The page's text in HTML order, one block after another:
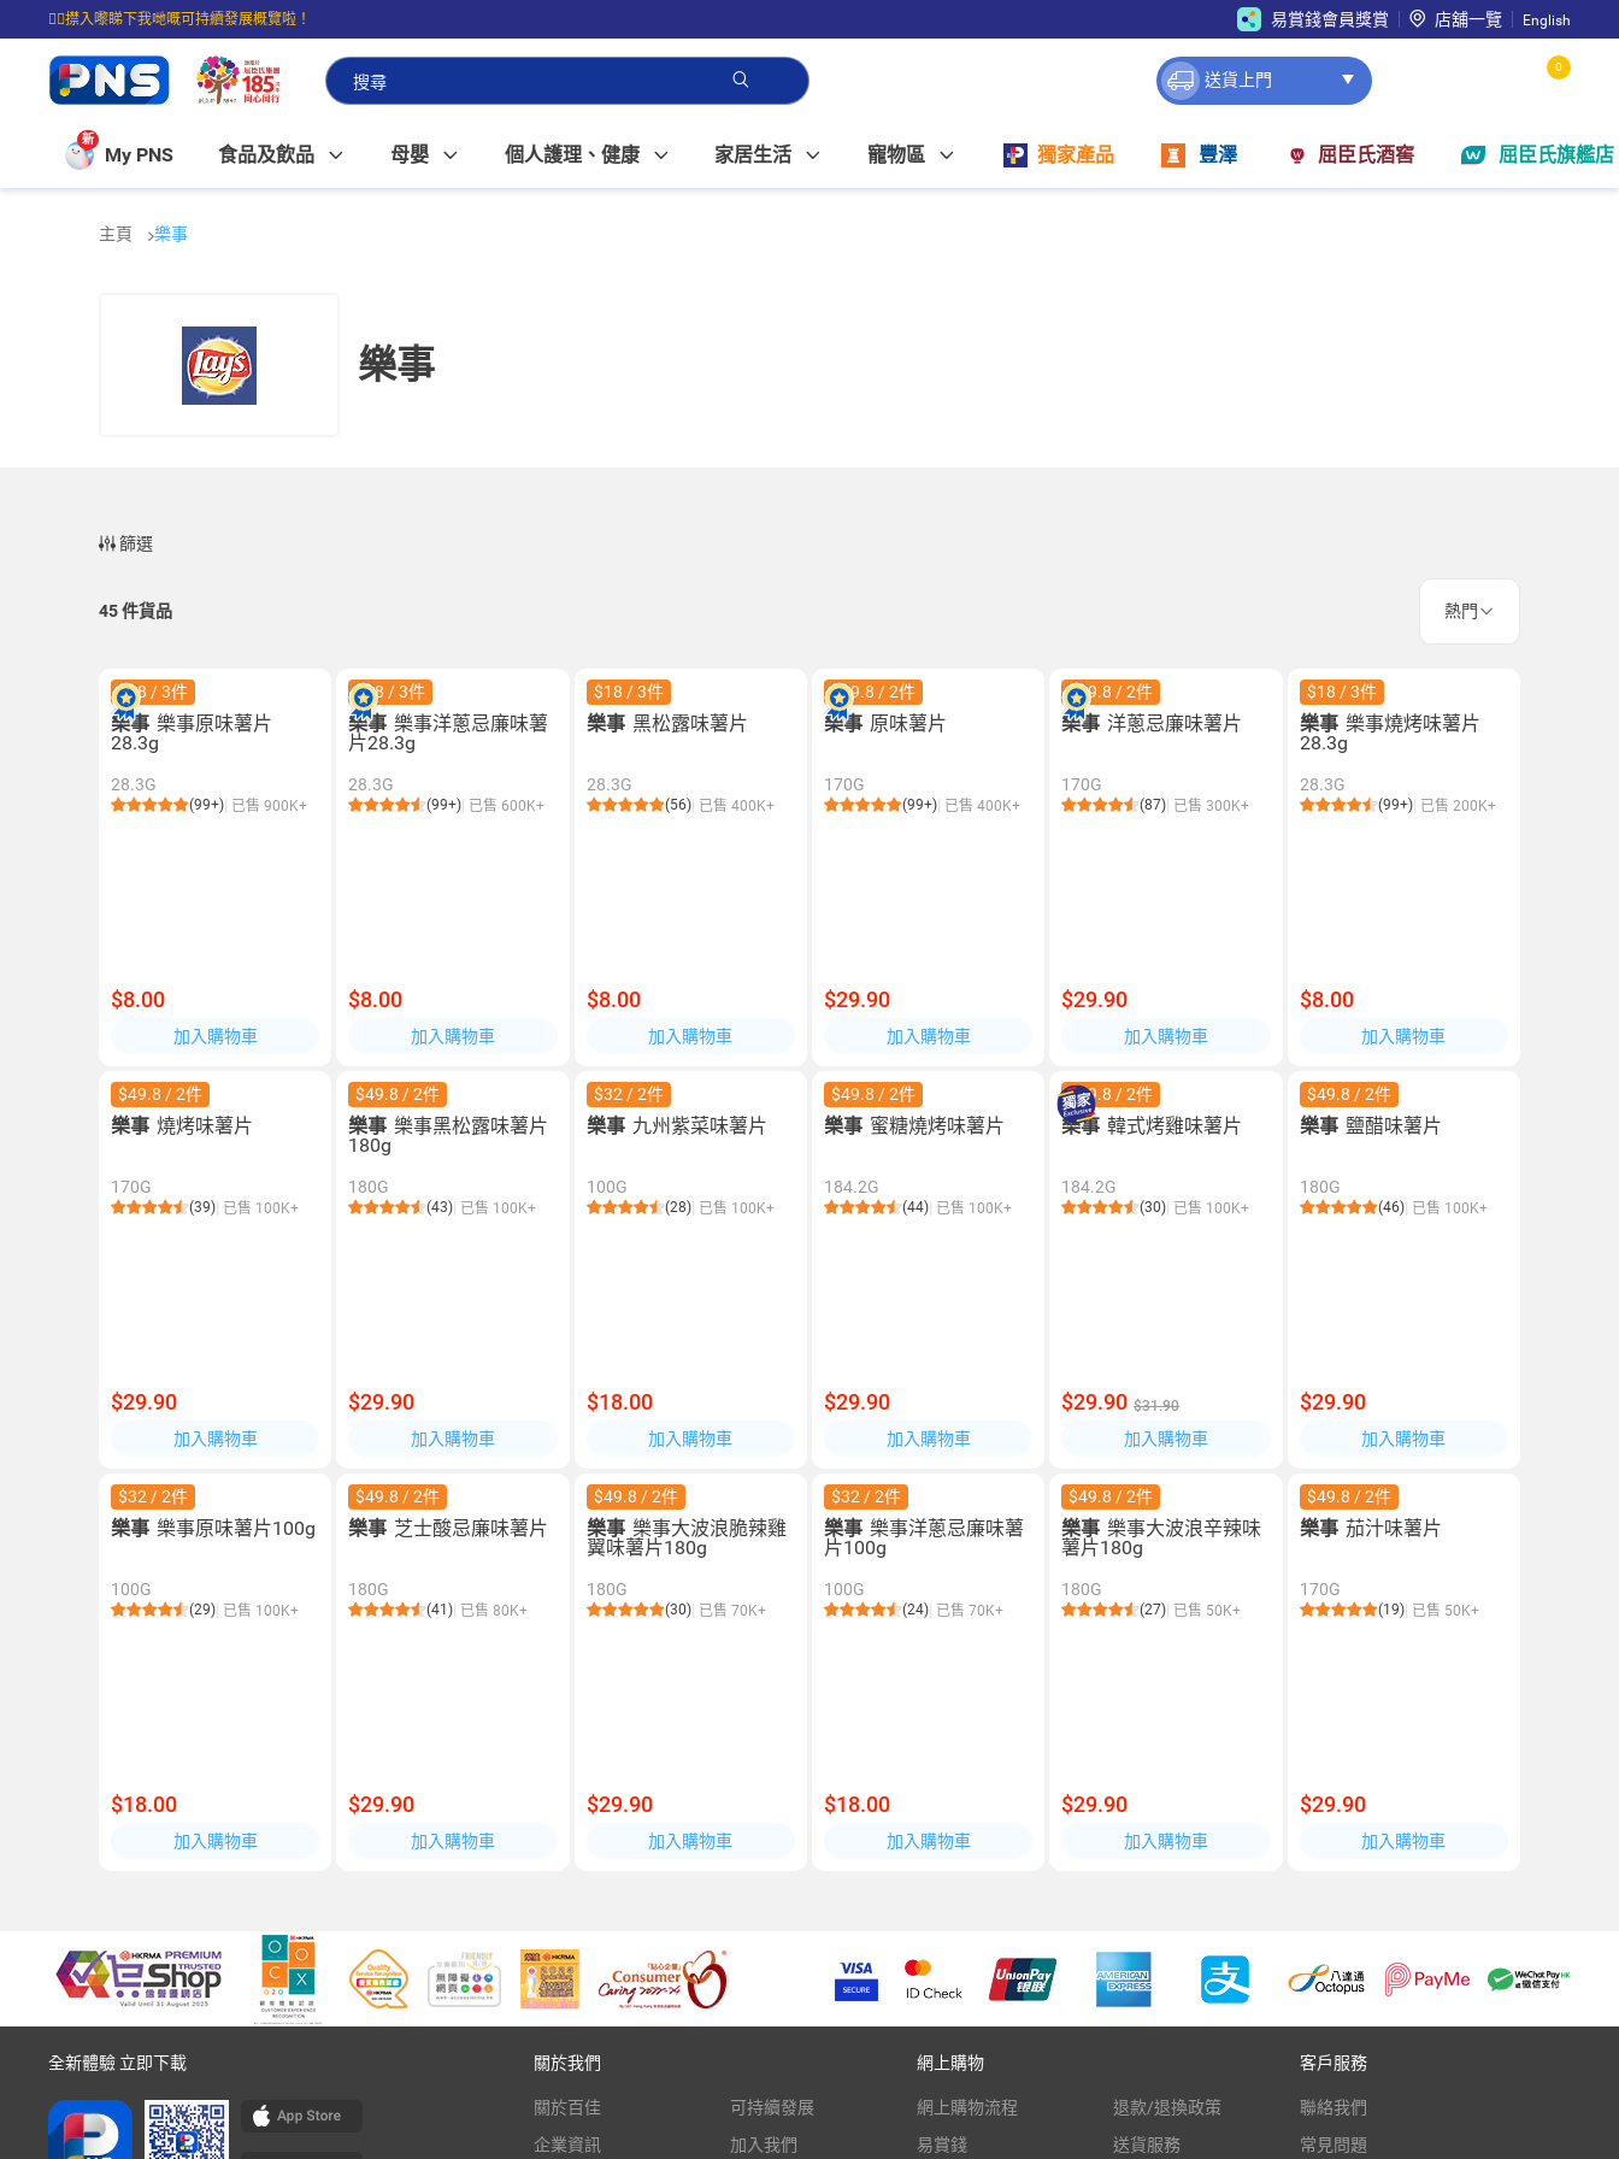
☝🏼㩒入嚟睇下我哋嘅可持續發展概覽啦！
⭐購物滿$399即享免費送貨；滿$100即可免費店取。
易賞錢會員獎賞 店舖一覽 English
送貨上門
0
新
My PNS 食品及飲品 母嬰 個人護理、健康 家居生活 寵物區 獨家產品 豐澤 屈臣氏酒窖 屈臣氏旗艦店
主頁 樂事
樂事
篩選
45件貨品 熱門
$18 / 3件
樂事 樂事原味薯片
28.3g
28.3G
(99+) 已售 900K+
$8.00
加入購物車
$18 / 3件
樂事 樂事洋蔥忌廉味薯
片28.3g
28.3G
(99+) 已售 600K+
$8.00
加入購物車
$18 / 3件
樂事 黑松露味薯片
28.3G
(56) 已售 400K+
$8.00
加入購物車
$49.8 / 2件
樂事 原味薯片
170G
(99+) 已售 400K+
$29.90
加入購物車
$49.8 / 2件
樂事 洋蔥忌廉味薯片
170G
(87) 已售 300K+
$29.90
加入購物車
$18 / 3件
樂事 樂事燒烤味薯片
28.3g
28.3G
(99+) 已售 200K+
$8.00
加入購物車
$49.8 / 2件
樂事 燒烤味薯片
170G
(39) 已售 100K+
$29.90
加入購物車
$49.8 / 2件
樂事 樂事黑松露味薯片
180g
180G
(43) 已售 100K+
$29.90
加入購物車
$32 / 2件
樂事 九州紫菜味薯片
100G
(28) 已售 100K+
$18.00
加入購物車
$49.8 / 2件
樂事 蜜糖燒烤味薯片
184.2G
(44) 已售 100K+
$29.90
加入購物車
$49.8 / 2件
樂事 韓式烤雞味薯片
184.2G
(30) 已售 100K+
$29.90 $31.90
加入購物車
$49.8 / 2件
樂事 鹽醋味薯片
180G
(46) 已售 100K+
$29.90
加入購物車
$32 / 2件
樂事 樂事原味薯片100g
100G
(29) 已售 100K+
$18.00
加入購物車
$49.8 / 2件
樂事 芝士酸忌廉味薯片
180G
(41) 已售 80K+
$29.90
加入購物車
$49.8 / 2件
樂事 樂事大波浪脆辣雞
翼味薯片180g
180G
(30) 已售 70K+
$29.90
加入購物車
$32 / 2件
樂事 樂事洋蔥忌廉味薯
片100g
100G
(24) 已售 70K+
$18.00
加入購物車
$49.8 / 2件
樂事 樂事大波浪辛辣味
薯片180g
180G
(27) 已售 50K+
$29.90
加入購物車
$49.8 / 2件
樂事 茄汁味薯片
170G
(19) 已售 50K+
$29.90
加入購物車
全新體驗 立即下載 關於我們
關於百佳
企業資訊
可持續發展
加入我們
網上購物
網上購物流程
易賞錢
退款/退換政策
送貨服務
客戶服務
聯絡我們
常見問題